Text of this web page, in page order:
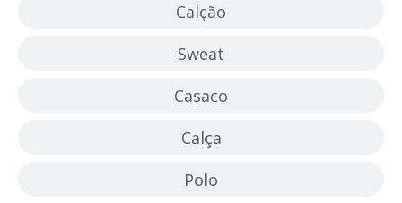
Calção
Sweat
Casaco
Calça
Polo